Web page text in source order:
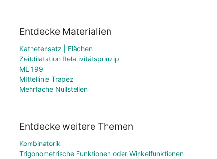
Entdecke Materialien
Kathetensatz | Flächen
Zeitdilatation Relativitätsprinzip
ML_199
MIttellinie Trapez
Mehrfache Nullstellen
Entdecke weitere Themen
Kombinatorik
Trigonometrische Funktionen oder Winkelfunktionen